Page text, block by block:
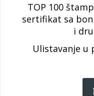
TOP 100
sertifikat sa
i
Ulistavanje u